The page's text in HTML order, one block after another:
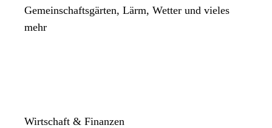
Gemeinschaftsgärten, Lärm, Wetter und vieles
mehr
Wirtschaft & Finanzen